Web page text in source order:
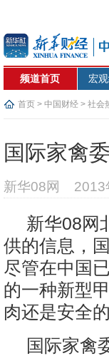
频道首页 宏
首页 > 中国财经 > 社会
国际家禽
新华08网 2013
新华08网
供的信息，
尽管在中国
的一种新型
肉还是安全的
国际家禽